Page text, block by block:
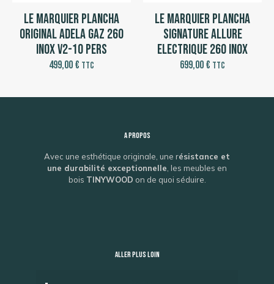
Le Marquier Plancha
Original Adela Gaz 260
Inox V2-10 pers
499,00€ TTC
Le Marquier Plancha
Signature Allure
Electrique 260 Inox
699,00€ TTC
A propos
Avec une esthétique originale, une résistance et
une durabilité exceptionnelle , les meubles en
bois TINYWOOD on de quoi séduire.
ALLER PLUS LOIN